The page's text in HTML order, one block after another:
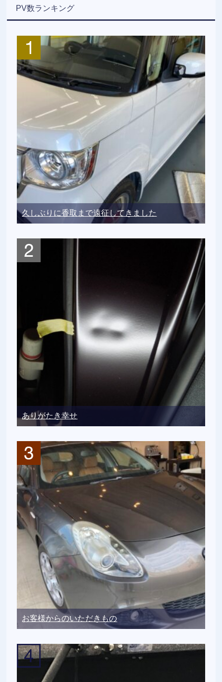
PV数ランキング
久しぶりに香取まで遠征してきました
ありがたき幸せ
お客様からのいただきもの